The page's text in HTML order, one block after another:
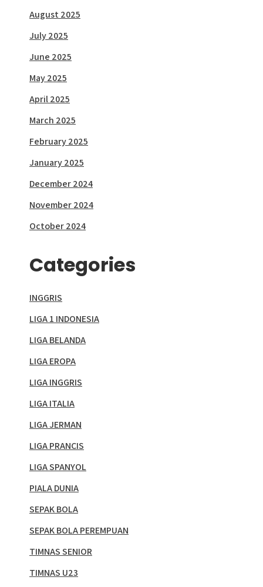
August 2025
July 2025
June 2025
May 2025
April 2025
March 2025
February 2025
January 2025
December 2024
November 2024
October 2024
Categories
INGGRIS
LIGA 1 INDONESIA
LIGA BELANDA
LIGA EROPA
LIGA INGGRIS
LIGA ITALIA
LIGA JERMAN
LIGA PRANCIS
LIGA SPANYOL
PIALA DUNIA
SEPAK BOLA
SEPAK BOLA PEREMPUAN
TIMNAS SENIOR
TIMNAS U23